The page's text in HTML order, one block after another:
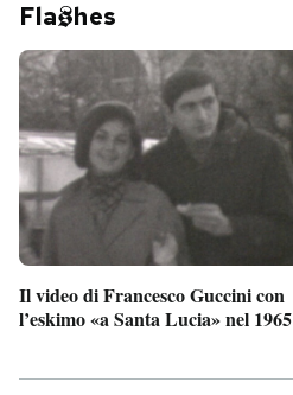
Fla hes
Il video di Francesco Guccini con
l’eskimo «a Santa Lucia» nel 1965